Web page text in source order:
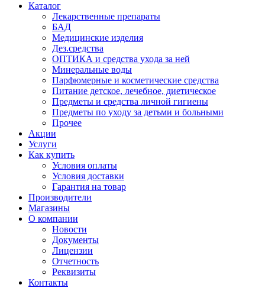
Каталог
Лекарственные препараты
БАД
Медицинские изделия
Дез.средства
ОПТИКА и средства ухода за ней
Минеральные воды
Парфюмерные и косметические средства
Питание детское, лечебное, диетическое
Предметы и средства личной гигиены
Предметы по уходу за детьми и больными
Прочее
Акции
Услуги
Как купить
Условия оплаты
Условия доставки
Гарантия на товар
Производители
Магазины
О компании
Новости
Документы
Лицензии
Отчетность
Реквизиты
Контакты